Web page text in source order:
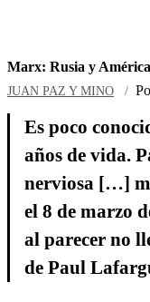
Marx: Rusia y
JUAN PAZ Y MINO
Es poco
años de vida.
nerviosa […]
el 8 de marzo
al parecer no
de Paul